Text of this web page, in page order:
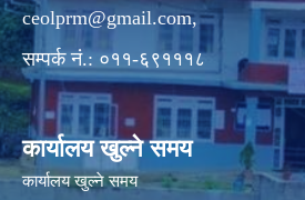
ceolprm@gmail.com,
सम्पर्क नं.: ०११-६९१११८
कार्यालय खुल्ने समय
कार्यालय खुल्ने समय